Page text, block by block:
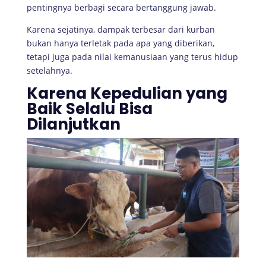
pentingnya berbagi secara bertanggung jawab.
Karena sejatinya, dampak terbesar dari kurban
bukan hanya terletak pada apa yang diberikan,
tetapi juga pada nilai kemanusiaan yang terus hidup
setelahnya.
Karena Kepedulian yang
Baik Selalu Bisa
Dilanjutkan